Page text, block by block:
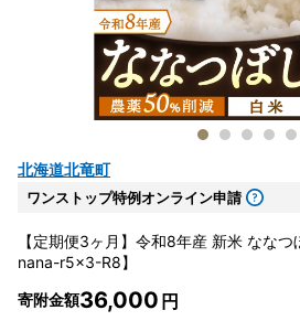
北海道北竜町
ワンストップ特例オンライン申請
【定期便3ヶ月】令和8年産 新米 なな
nana-r5x3-R8】
寄附金額36,000